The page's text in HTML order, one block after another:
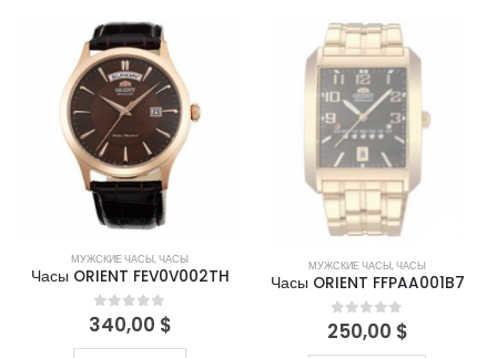
МУЖСКИЕ ЧАСЫ,ЧАСЫ
Часы ORIENT FEV0V002TH
0 out of 5
340,00 $
НЕТ В НАЛИЧИИ
МУЖСКИЕ ЧАСЫ,ЧАСЫ
Часы ORIENT FFPAA001B7
0out of 5
250,00 $